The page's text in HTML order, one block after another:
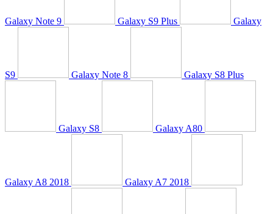
Galaxy Note 9 Galaxy S9 Plus Galaxy
S9 Galaxy Note 8 Galaxy S8 Plus
Galaxy S8 Galaxy A80
Galaxy A8 2018 Galaxy A7 2018